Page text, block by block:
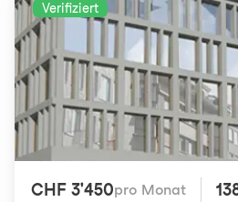
Verifiziert
CHF 3'450pro Monat